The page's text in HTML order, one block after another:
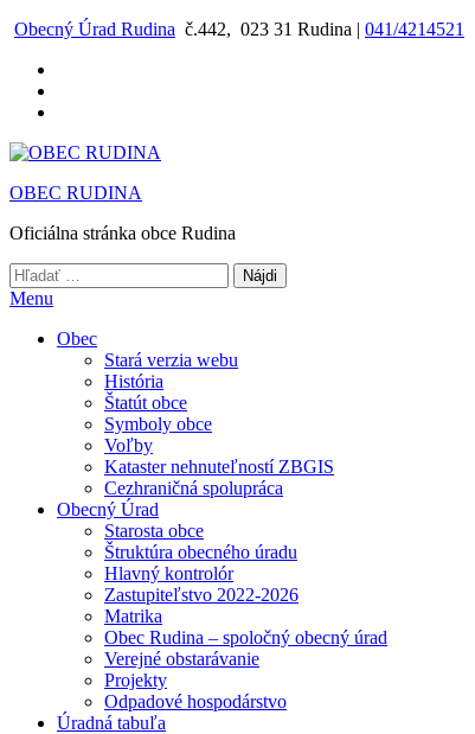
Preskočiť
obsah
Obecný Úrad Rudina č.442, 023 31 Rudina | 041/4214521
OBEC RUDINA
Oficiálna stránka obce Rudina
Hľadať:
Menu
Obec
Stará verzia webu
História
Štatút obce
Symboly obce
Voľby
Kataster nehnuteľností ZBGIS
Cezhraničná spolupráca
Obecný Úrad
Starosta obce
Štruktúra obecného úradu
Hlavný kontrolór
Zastupiteľstvo 2022-2026
Matrika
Obec Rudina – spoločný obecný úrad
Verejné obstarávanie
Projekty
Odpadové hospodárstvo
Úradná tabuľa